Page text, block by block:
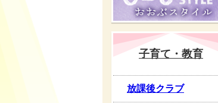
子育て・教育
放課後クラブ